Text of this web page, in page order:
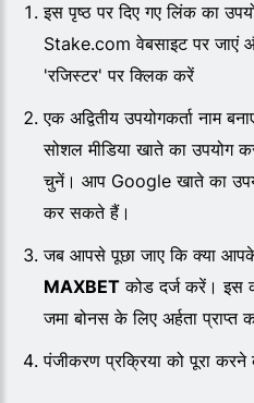
इस पृष्ठ पर दिए गए लिंक का
Stake.com वेबसाइट पर जाएं
'रजिस्टर' पर क्लिक करें
एक अद्वितीय उपयोगकर्ता नाम
सोशल मीडिया खाते का उपयोग
चुनें। आप Google खाते का
कर सकते हैं।
जब आपसे पूछा जाए कि क्या
MAXBET कोड दर्ज करें। इस
जमा बोनस के लिए अर्हता
पंजीकरण प्रक्रिया को पूरा